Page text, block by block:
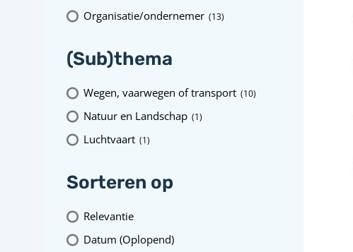
Organisatie/ondernemer (13)
(Sub)thema
Wegen, vaarwegen of transport (10)
Natuur en Landschap (1)
Luchtvaart (1)
Sorteren op
Relevantie
Datum (Oplopend)